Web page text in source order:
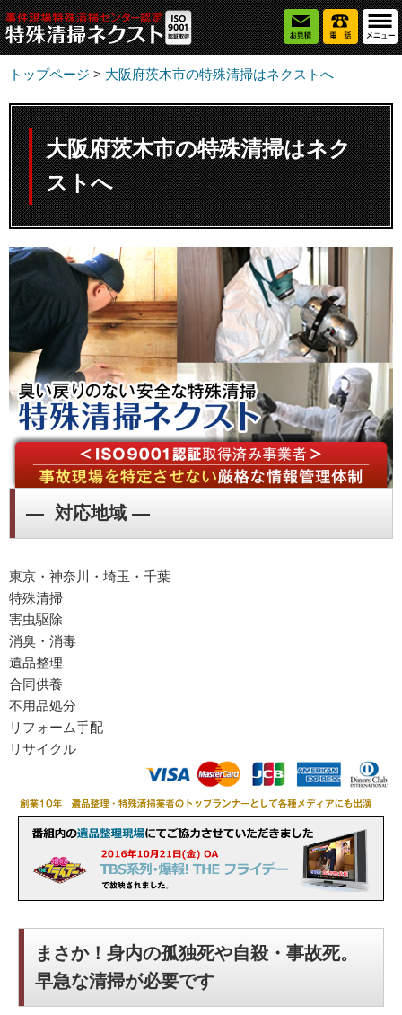
トップページ > 大阪府茨木市の特殊清掃はネクストへ
大阪府茨木市の特殊清掃はネク
ストへ
― 対応地域 ―
東京・神奈川・埼玉・千葉
特殊清掃
害虫駆除
消臭・消毒
遺品整理
合同供養
不用品処分
リフォーム手配
リサイクル
まさか！身内の孤独死や自殺・事故死。
早急な清掃が必要です